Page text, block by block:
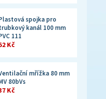
spojka pro
kanál 100 mm
111
Kč
mřížka 80 mm
80bVs
Kč